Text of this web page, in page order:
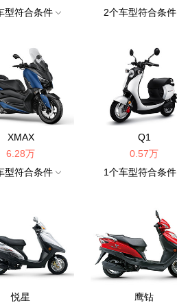
型符合条件
2个车型符合条件
XMAX
6.28万
型符合条件
Q1
0.57万
1个车型符合条件
悦星
鹰钻